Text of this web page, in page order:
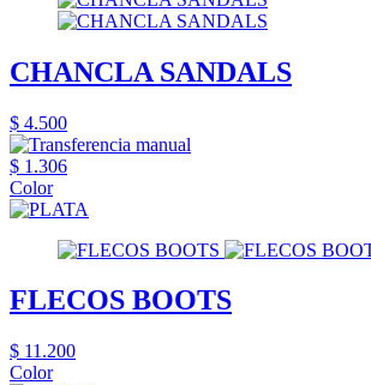
CHANCLA SANDALS
$ 4.500
$ 1.306
Color
FLECOS BOOTS
$ 11.200
Color